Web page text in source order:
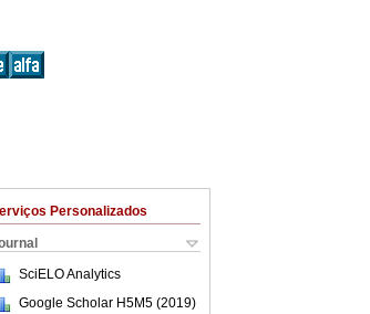
Personalizados
SciELO Analytics
Google Scholar H5M5 (2019)